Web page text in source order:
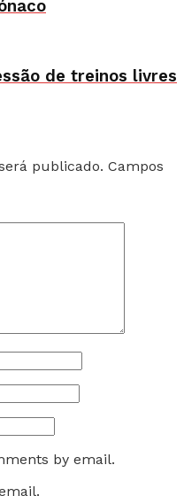
de treinos livres
publicado. Campos
by email.